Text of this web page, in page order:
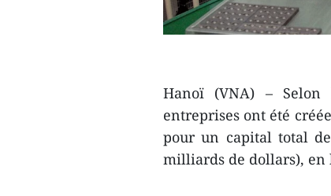
Hanoï (VNA) – Selon
entreprises ont été
pour un capital total
milliards de dollars), en